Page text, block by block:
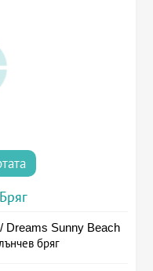
Dreams Sunny Beach
бряг